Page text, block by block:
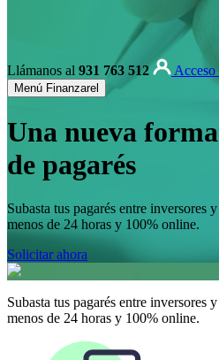
Llámanos al 931 763 512 Acceso
Menú Finanzarel
Una nueva
de pagarés
Subasta tus pagarés entre inversores
menos de 24 horas y 100% online.
Solicitar ahora
Subasta tus pagarés entre inversores
menos de 24 horas y 100% online.